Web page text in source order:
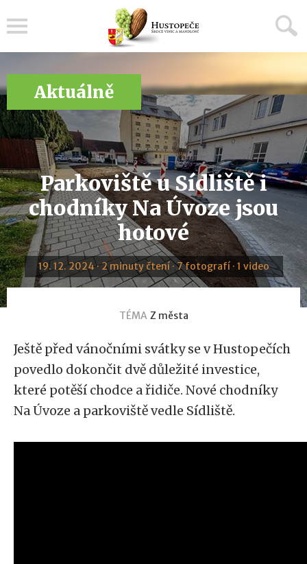
Aktuálně
Parkoviště u Sídliště i
chodníky Na Úvoze jsou
hotové
19. 12. 2024 · 2 minuty čtení · 7 fotografí · 1 video
TÉMA Z města
Ještě před vánočními svátky se v Hustopečích
povedlo dokončit dvě důležité investice,
které potěší chodce a řidiče. Nové chodníky
Na Úvoze a parkoviště vedle Sídliště.